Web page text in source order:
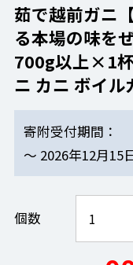
茹で越前ガニ
る本場の味を
700g以上×1
ニ カニ ボイル
寄附受付期間
～ 2026年12月15
個数